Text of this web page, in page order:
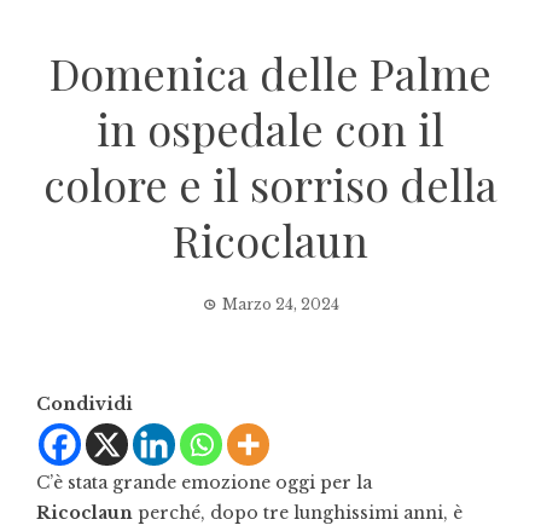
Domenica delle Palme
in ospedale con il
colore e il sorriso della
Ricoclaun
Marzo 24, 2024
Condividi
C’è stata grande emozione oggi per la
Ricoclaun perché, dopo tre lunghissimi anni, è